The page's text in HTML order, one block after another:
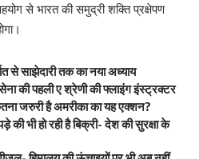
से भारत की समुद्री शक्ति प्रक्षेपण
से साझेदारी तक का नया अध्याय
की पहली ए श्रेणी की फ्लाइंग इंस्ट्रक्टर
जरुरी है अमरीका का यह एक्शन?
भी हो रही है बिक्री- देश की सुरक्षा के